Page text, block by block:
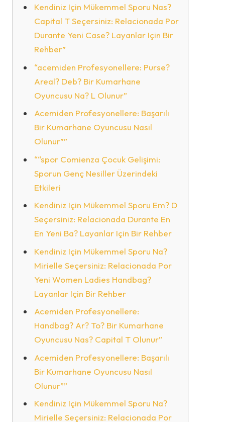
Kendiniz Için Mükemmel Sporu Nas?
Capital T Seçersiniz: Relacionada Por
Durante Yeni Case? Layanlar Için Bir
Rehber”
“acemiden Profesyonellere: Purse?
Areal? Deb? Bir Kumarhane
Oyuncusu Na? L Olunur”
Acemiden Profesyonellere: Başarılı
Bir Kumarhane Oyuncusu Nasıl
Olunur””
““spor Comienza Çocuk Gelişimi:
Sporun Genç Nesiller Üzerindeki
Etkileri
Kendiniz Için Mükemmel Sporu Em? D
Seçersiniz: Relacionada Durante En
En Yeni Ba? Layanlar Için Bir Rehber
Kendiniz Için Mükemmel Sporu Na?
Mirielle Seçersiniz: Relacionada Por
Yeni Women Ladies Handbag?
Layanlar Için Bir Rehber
Acemiden Profesyonellere:
Handbag? Ar? To? Bir Kumarhane
Oyuncusu Nas? Capital T Olunur”
Acemiden Profesyonellere: Başarılı
Bir Kumarhane Oyuncusu Nasıl
Olunur””
Kendiniz Için Mükemmel Sporu Na?
Mirielle Seçersiniz: Relacionada Por